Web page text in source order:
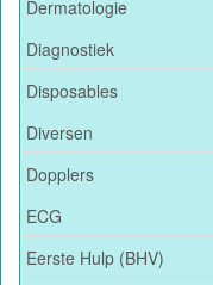
Dermatologie
Diagnostiek
Disposables
Diversen
Dopplers
ECG
Eerste Hulp (BHV)